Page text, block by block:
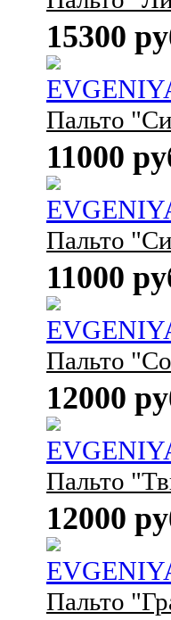
15300
Пальто
11000
Пальто
11000
Пальто
12000
Пальто
12000
Пальто